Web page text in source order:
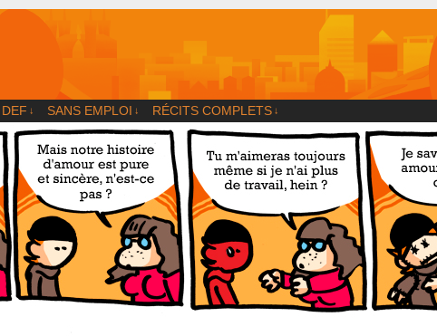
↓ SANS EMPLOI ↓ RÉCITS COMPLETS ↓